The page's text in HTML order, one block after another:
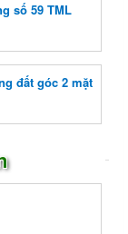
số 59 TML
đất góc 2 mặt